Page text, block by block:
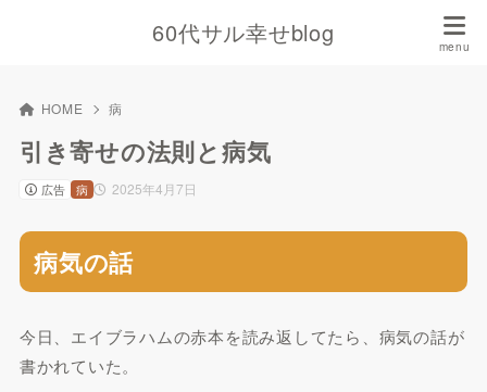
60代サル幸せblog
HOME 病
引き寄せの法則と病気
広告 2025年4月7日
病
病気の話
今日、エイブラハムの赤本を読み返してたら、病気の話が
書かれていた。